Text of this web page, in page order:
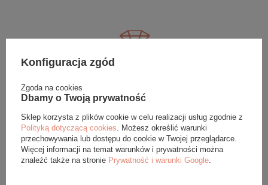
Biżuterię i zegarki zakupione w sklepie internetowym
BOVEM otrzymasz jako gotowy do wręczenia upominek. Do
każdego zamówienia dołączamy pudełko ze skóry
ekologicznej oraz elegancką torebkę. Rozmiary i wzory
mogą się różnić ze względu na wybrany asortyment.
Konfiguracja zgód
Zgoda na cookies
Dbamy o Twoją prywatność
Sklep korzysta z plików cookie w celu realizacji usług zgodnie z
Polityką dotyczącą cookies . Możesz określić warunki
przechowywania lub dostępu do cookie w Twojej przeglądarce.
Więcej informacji na temat warunków i prywatności można
znaleźć także na stronie Prywatność i warunki Google